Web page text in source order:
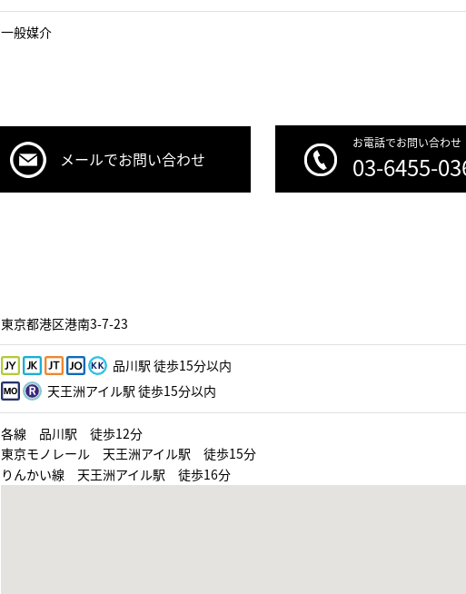
一般媒介
メールでお問い合わせ
お電話でお問い合わせ
03-6455-
東京都港区港南3-7-23
品川駅 徒歩15分以内
天王洲アイル駅 徒歩15分以内
各線 品川駅 徒歩12分
東京モノレール 天王洲アイル駅 徒歩15分
りんかい線 天王洲アイル駅 徒歩16分